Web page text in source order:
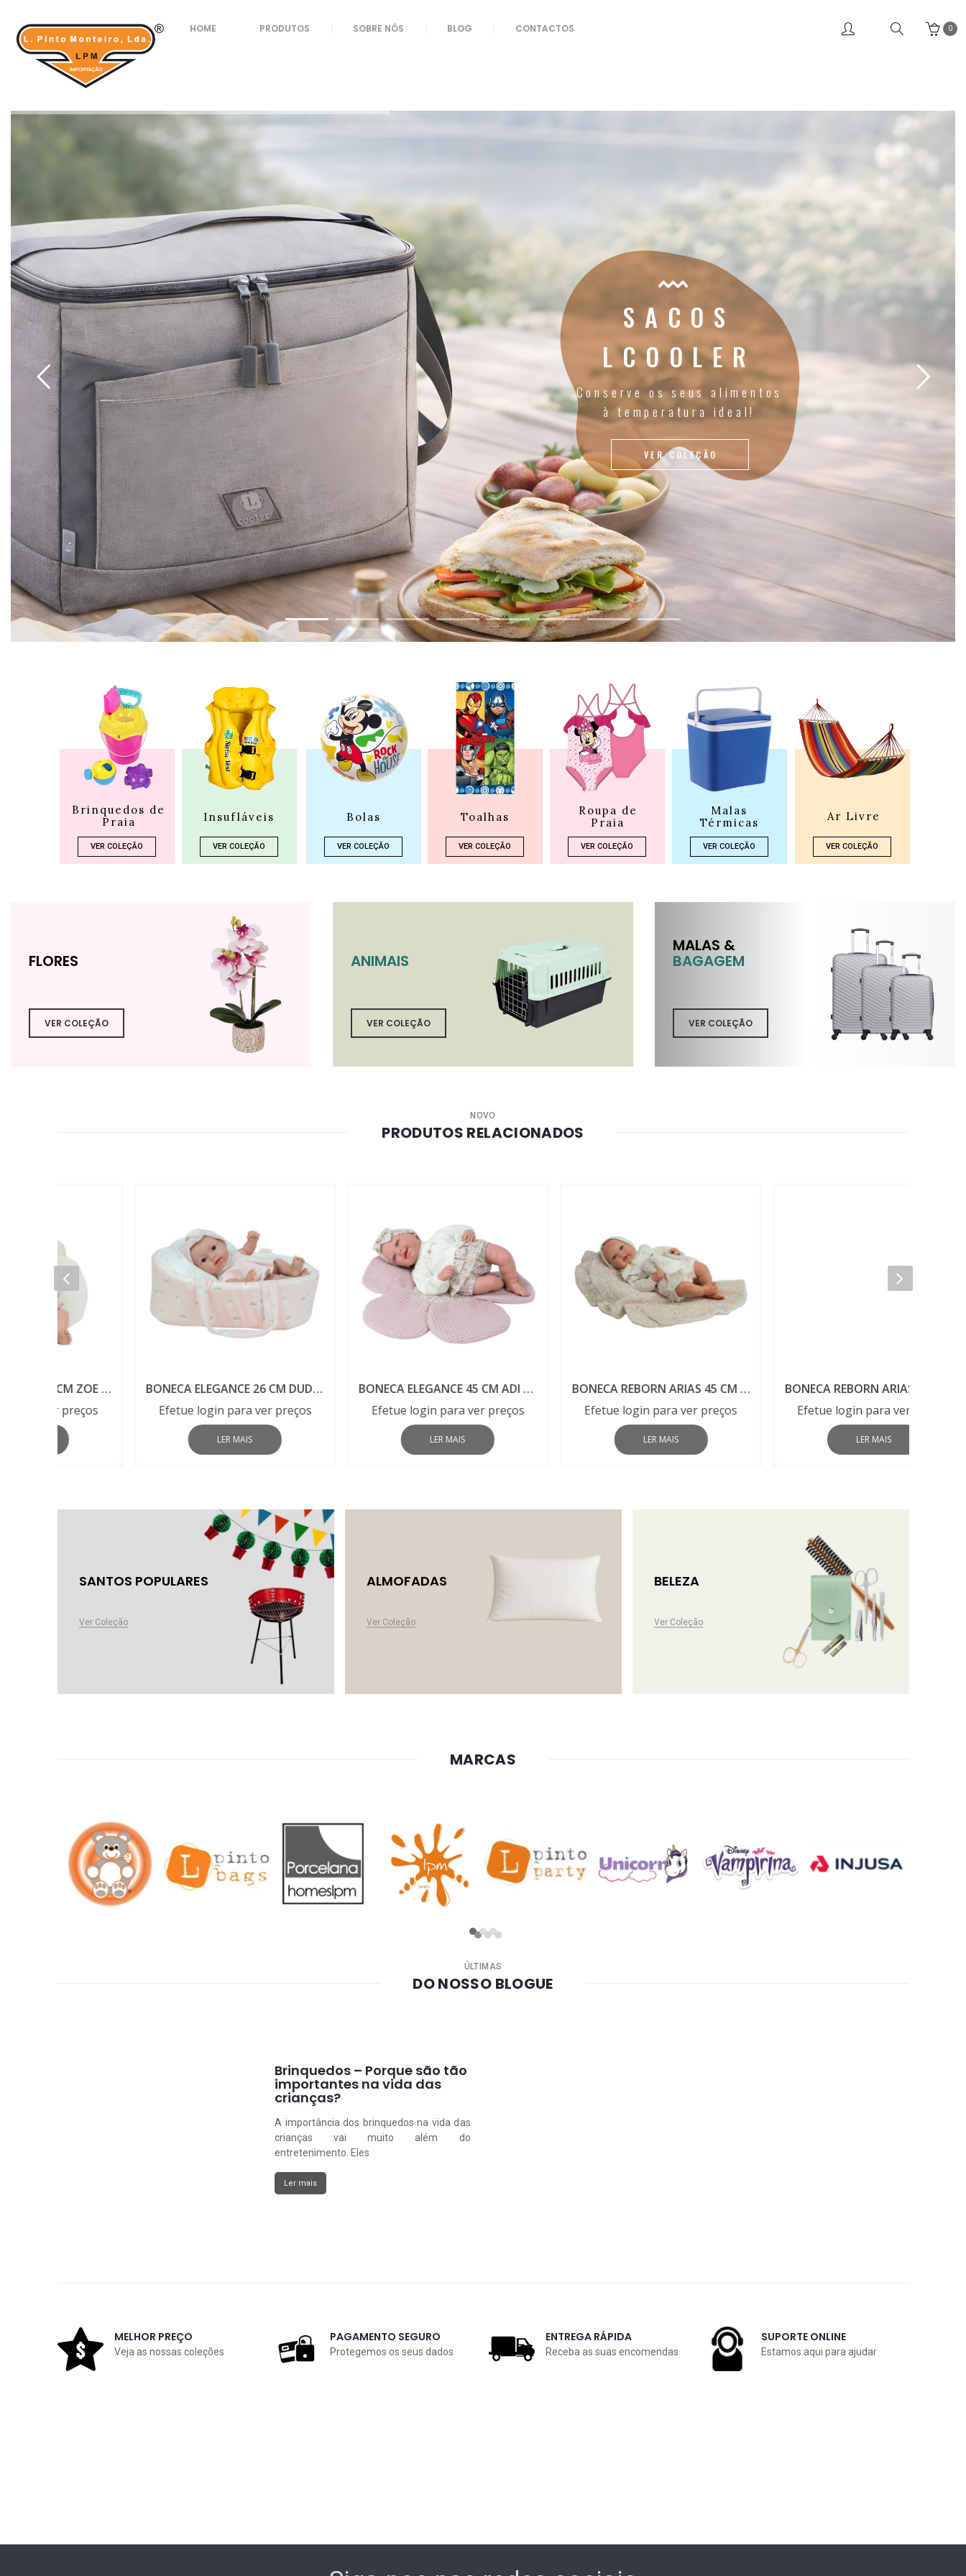
HOME PRODUTOS SOBRE NÓS BLOG CONTACTOS 0
Conserve os seus alimentos
à temperatura ideal!
SACOS
LCOOLER
VER COLEÇÃO
VER COLEÇÃO
Brinquedos de
Praia
Insufláveis
VER COLEÇÃO
Bolas
VER COLEÇÃO
Malas
Térmicas
VER COLEÇÃO VER COLEÇÃO VER COLEÇÃO VER COLEÇÃO
Roupa de
Praia
Toalhas Ar Livre
FLORES
VER COLEÇÃO
ANIMAIS
VER COLEÇÃO
MALAS &
BAGAGEM
VER COLEÇÃO
NOVO
PRODUTOS RELACIONADOS
BONECA ELEGANCE 26 CM DUDI ROSA 20889
Efetue login para ver preços
BONECA ELEGANCE 45 CM ADI ROSA REF 20888
Efetue login para ver preços
BONECA REBORN ARIAS 45 CM CAMILA REF 20886
Efetue login para ver preços
BONECA REBORN ARIAS 40 CM GRETA REF 20885
Efetue login para ver preços
SANTOS POPULARES
Ver Coleção
ALMOFADAS
Ver Coleção
BELEZA
Ver Coleção
MARCAS
ÚLTIMAS
DO NOSSO BLOGUE
Brinquedos – Porque são tão
importantes na vida das
crianças?
A importância dos brinquedos na vida das
crianças vai muito além do
entretenimento. Eles
Ler mais
MELHOR PREÇO
Veja as nossas coleções
PAGAMENTO SEGURO
Protegemos os seus dados
ENTREGA RÁPIDA
Receba as suas encomendas
SUPORTE ONLINE
Estamos aqui para ajudar